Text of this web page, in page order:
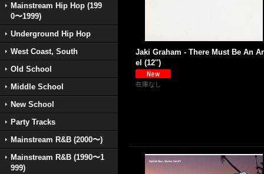
Mainstream Hip Hop (199
0〜1999)
Underground Hip Hop
West Coast, South
Old School
Middle School
New School
Party Tracks
Mainstream R&B (2000〜)
Mainstream R&B (1990〜1
999)
Jaki Graham - There Must Be An
el (12'')
在庫なし